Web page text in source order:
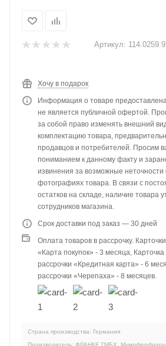
Артикул:
Хочу в подарок
Информация о товаре
не является публичной офертой.
за собой право изменять внешний
комплектацию товара,
продавцов и потребителей. Просим
пониманием к данному факту и
извинения за возможные неточности
фотографиях товара. В связи с
остатков на складе, наличие товара
сотрудников магазина.
Срок доставки под заказ — 30 дней
Оплата товаров в рассрочку.
«Карта покупок» - 3 месяца, Карточка
рассрочки «Кредитная карта» - 6
рассрочки «Черепаха» - 8 месяцев.
Страна производства: Германия
Производитель: ФРАНКЕ ГМБХ,